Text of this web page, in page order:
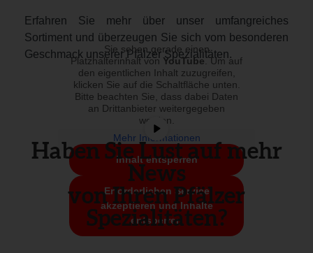
Erfahren Sie mehr über unser umfangreiches
Sortiment und überzeugen Sie sich vom besonderen
Geschmack unserer Pfälzer Spezialitäten.
Sie sehen gerade einen
Platzhalterinhalt von YouTube. Um auf
den eigentlichen Inhalt zuzugreifen,
klicken Sie auf die Schaltfläche unten.
Bitte beachten Sie, dass dabei Daten
an Drittanbieter weitergegeben
werden.
Mehr Informationen
Inhalt entsperren
Erforderlichen Service
akzeptieren und Inhalte
entsperren
Haben Sie Lust auf mehr
News
von Ihren Pfälzer
Spezialitäten?